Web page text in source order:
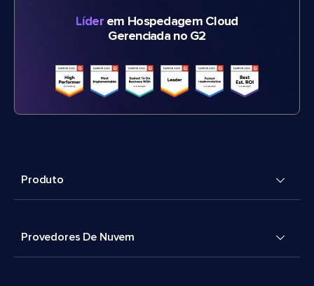
Líderem Hospedagem Cloud
Gerenciada no G2
Produto
Provedores De Nuvem